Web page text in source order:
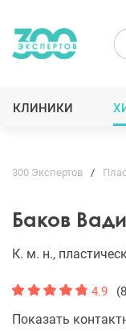
КЛИНИКИ
300 Экспертов
Баков
К. м. н.,
4.9
Показать